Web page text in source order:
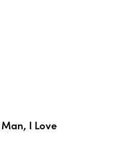
I Love